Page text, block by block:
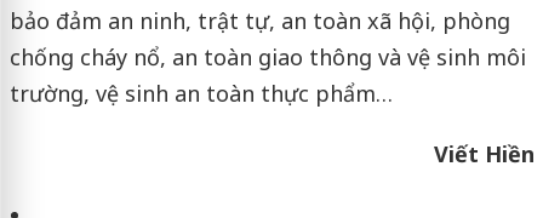
bảo đảm an ninh, trật tự, an toàn xã hội, phòng
chống cháy nổ, an toàn giao thông và vệ sinh môi
trường, vệ sinh an toàn thực phẩm…
Viết Hiền